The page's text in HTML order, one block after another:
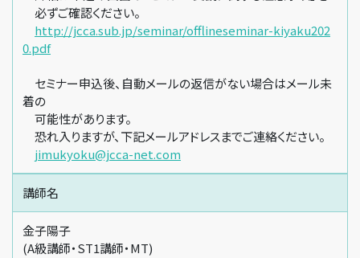
必ずご確認ください。
http://jcca.sub.jp/seminar/offlineseminar-kiyaku202
0.pdf
セミナー申込後、自動メールの返信がない場合はメール未
着の
可能性があります。
恐れ入りますが、下記メールアドレスまでご連絡ください。
jimukyoku@jcca-net.com
講師名
金子陽子
(A級講師・ST1講師・MT)